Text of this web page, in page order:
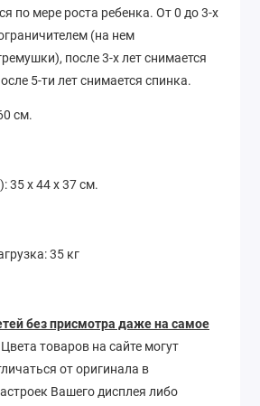
по мере роста ребенка. От 0 до 3-х
(на нем
после 3-х лет снимается
5-ти лет снимается спинка.
см.
х 44 х 37 см.
35 кг
без присмотра даже на самое
Цвета товаров на сайте могут
от оригинала в
Вашего дисплея либо